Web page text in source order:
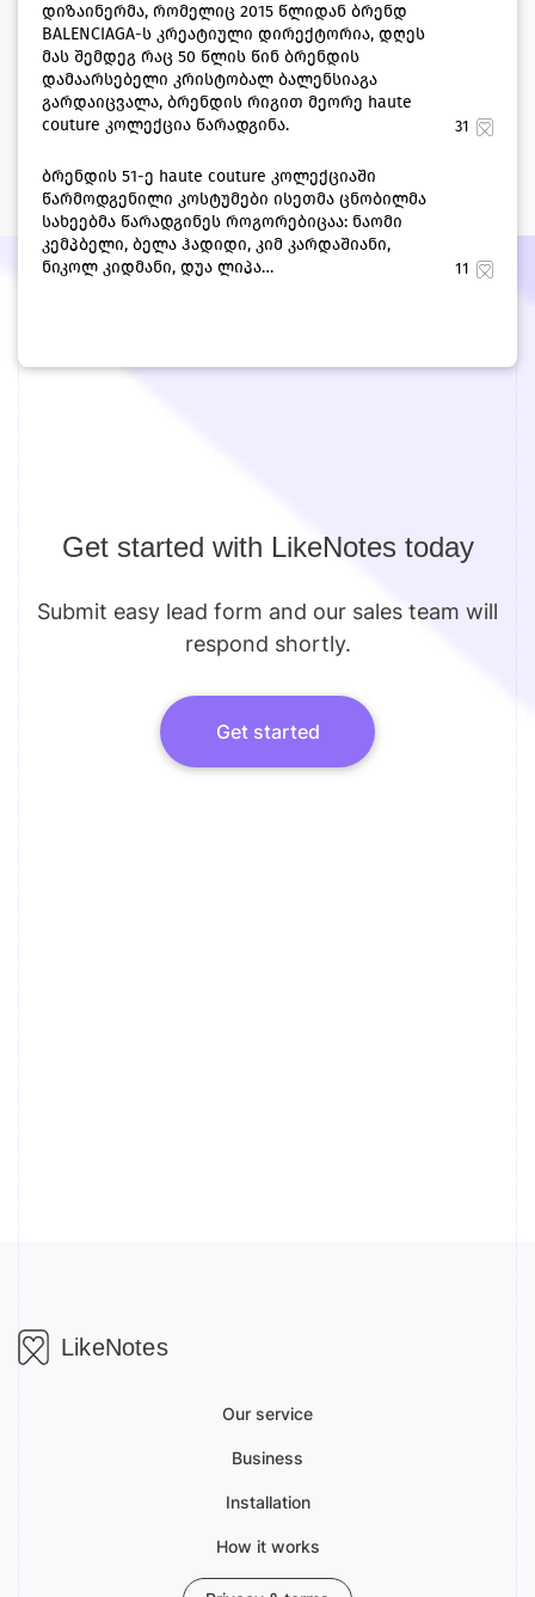
დიზაინერმა, რომელიც 2015 წლიდან ბრენდ
BALENCIAGA-ს კრეატიული დირექტორია, დღეს
მას შემდეგ რაც 50 წლის წინ ბრენდის
დამაარსებელი კრისტობალ ბალენსიაგა
გარდაიცვალა, ბრენდის რიგით მეორე haute
couture კოლექცია წარადგინა.
31
ბრენდის 51-ე haute couture კოლექციაში
წარმოდგენილი კოსტუმები ისეთმა ცნობილმა
სახეებმა წარადგინეს როგორებიცაა: ნაომი
კემპბელი, ბელა ჰადიდი, კიმ კარდაშიანი,
ნიკოლ კიდმანი, დუა ლიპა…
11
Get started with LikeNotes today
Submit easy lead form and our sales team will
respond shortly.
Get started
LikeNotes
Our service
Business
Installation
How it works